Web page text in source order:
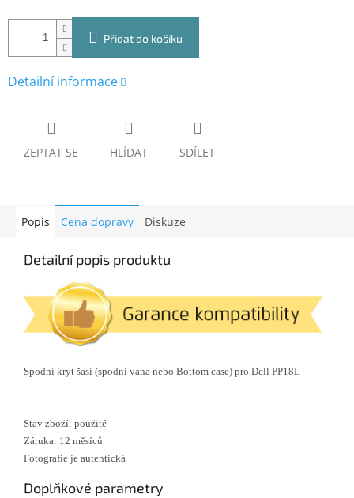
Přidat do košíku
Detailní informace
ZEPTAT SE HLÍDAT SDÍLET
Popis Cena dopravy Diskuze
Detailní popis produktu
Spodní kryt šasí (spodní vana nebo Bottom case) pro Dell PP18L
Stav zboží: použité
Záruka: 12 měsíců
Fotografie je autentická
Doplňkové parametry